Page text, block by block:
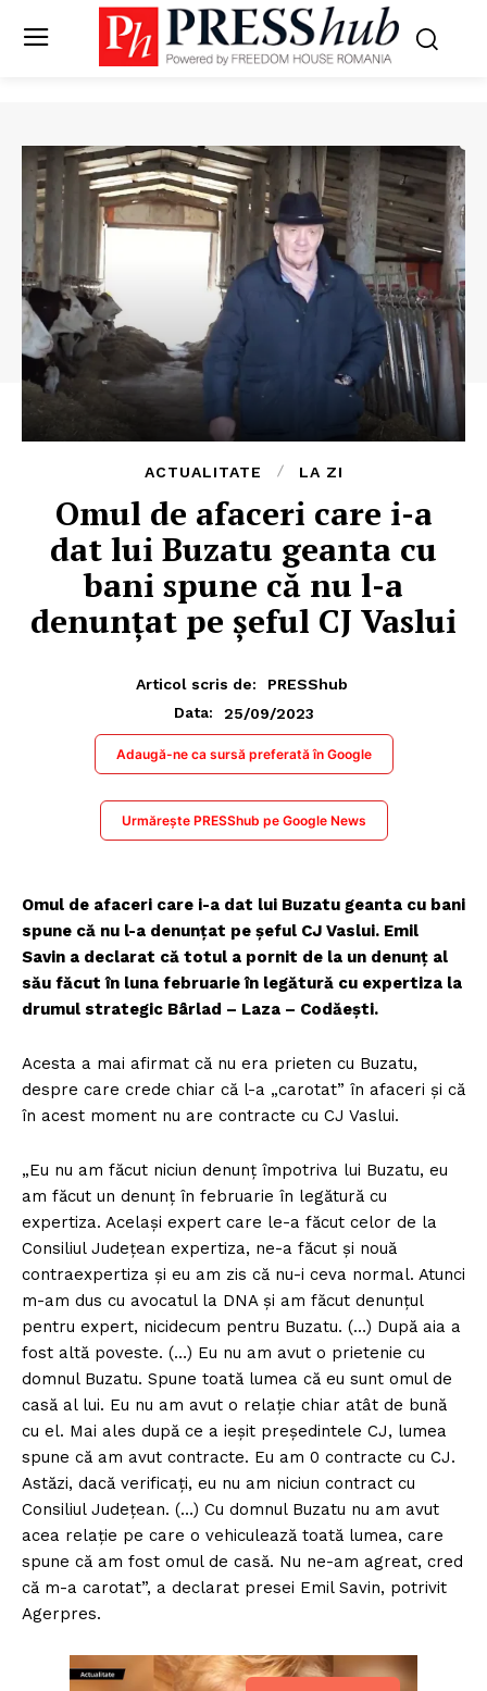
ACTUALITATE LA ZI
Omul de afaceri care i-a
dat lui Buzatu geanta cu
bani spune că nu l-a
denunţat pe șeful CJ Vaslui
Articol scris de:
PRESShub
Data:
25/09/2023
Adaugă-ne ca sursă preferată în Google
Urmărește PRESShub pe Google News
Omul de afaceri care i-a dat lui Buzatu geanta cu bani
spune că nu l-a denunţat pe șeful CJ Vaslui. Emil
Savin a declarat că totul a pornit de la un denunţ al
său făcut în luna februarie în legătură cu expertiza la
drumul strategic Bârlad – Laza – Codăeşti.
Acesta a mai afirmat că nu era prieten cu Buzatu,
despre care crede chiar că l-a „carotat” în afaceri şi că
în acest moment nu are contracte cu CJ Vaslui.
„Eu nu am făcut niciun denunţ împotriva lui Buzatu, eu
am făcut un denunţ în februarie în legătură cu
expertiza. Acelaşi expert care le-a făcut celor de la
Consiliul Judeţean expertiza, ne-a făcut şi nouă
contraexpertiza şi eu am zis că nu-i ceva normal. Atunci
m-am dus cu avocatul la DNA şi am făcut denunţul
pentru expert, nicidecum pentru Buzatu. (…) După aia a
fost altă poveste. (…) Eu nu am avut o prietenie cu
domnul Buzatu. Spune toată lumea că eu sunt omul de
casă al lui. Eu nu am avut o relaţie chiar atât de bună
cu el. Mai ales după ce a ieşit preşedintele CJ, lumea
spune că am avut contracte. Eu am 0 contracte cu CJ.
Astăzi, dacă verificaţi, eu nu am niciun contract cu
Consiliul Judeţean. (…) Cu domnul Buzatu nu am avut
acea relaţie pe care o vehiculează toată lumea, care
spune că am fost omul de casă. Nu ne-am agreat, cred
că m-a carotat”, a declarat presei Emil Savin, potrivit
Agerpres.